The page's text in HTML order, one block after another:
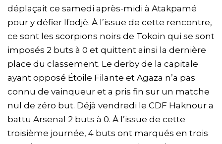
déplaçait ce samedi après-midi à Atakpamé
pour y défier Ifodjè. À l’issue de cette rencontre,
ce sont les scorpions noirs de Tokoin qui se sont
imposés 2 buts à 0 et quittent ainsi la dernière
place du classement. Le derby de la capitale
ayant opposé Étoile Filante et Agaza n’a pas
connu de vainqueur et a pris fin sur un matche
nul de zéro but. Déjà vendredi le CDF Haknour a
battu Arsenal 2 buts à 0. À l’issue de cette
troisième journée, 4 buts ont marqués en trois